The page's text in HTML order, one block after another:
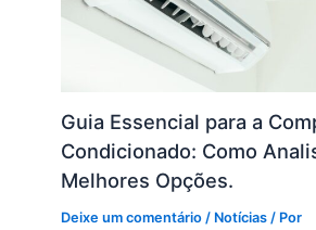
Guia Essencial para a
Condicionado: Como
Melhores Opções.
Deixe um comentário / Notícias / Por